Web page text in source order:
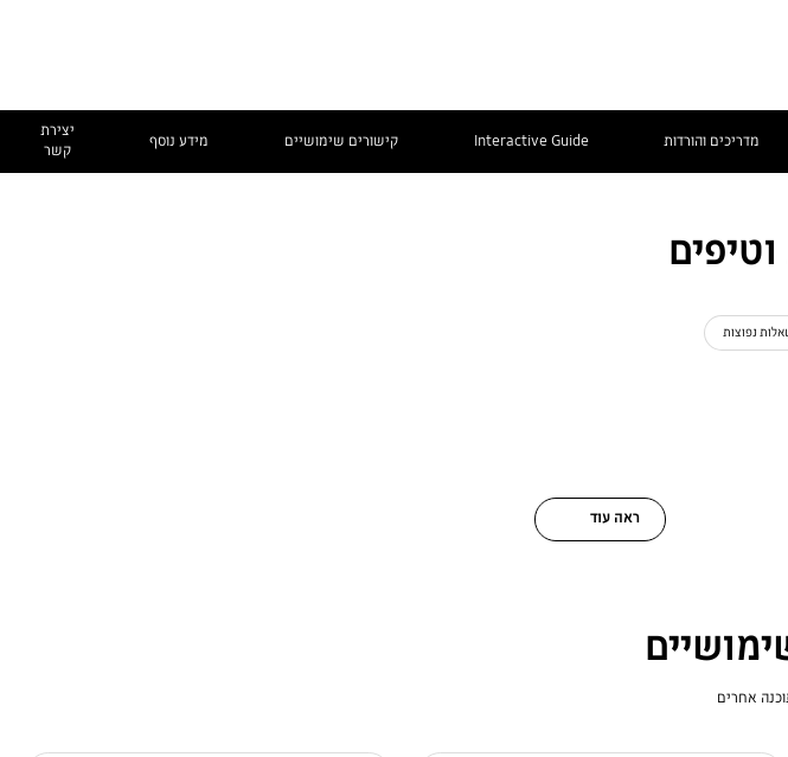
מדריכים והורדות Interactive Guide קישורים שימושיים מידע נוסף
יצירת
קשר
נפוצות
ראה עוד
אחרים